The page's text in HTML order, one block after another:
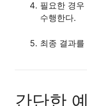
필요한 경우
수행한다.
최종 결과
간단한